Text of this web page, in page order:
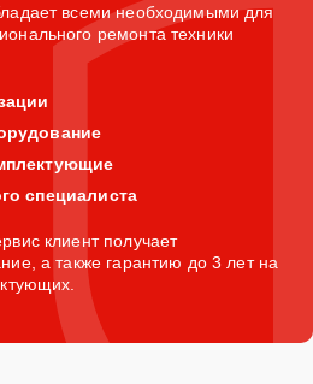
всеми необходимыми для
ремонта техники
специалиста
клиент получает
а также гарантию до 3 лет на